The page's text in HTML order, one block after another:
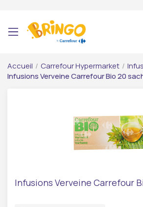
Accueil / Carrefour Hypermarket /
Infusions Verveine Carrefour Bio 20
Infusions Verveine Carrefour